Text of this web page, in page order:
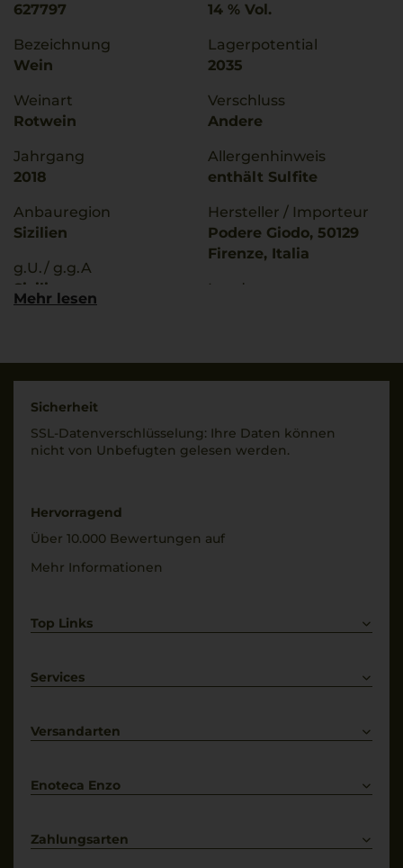
627797
Bezeichnung
Wein
Weinart
Rotwein
Jahrgang
2018
Anbauregion
Sizilien
g.U./ g.g.A
Sicilia
Trinktemperatur
18 °C
14 % Vol.
Lagerpotential
2035
Verschluss
Andere
Allergenhinweis
enthält Sulfite
Hersteller / Importeur
Podere Giodo, 50129
Firenze, Italia
Land
0,75 L
Mehr lesen
Sicherheit
SSL-Daten­verschlüs­selung: Ihre Daten können
nicht von Unbe­fugten gelesen werden.
Hervorragend
Über 10.000 Bewertungen auf
Mehr Informationen
Top Links
Weißwein
Services
Kontakt
Versandarten
Enoteca Enzo
Bewertungs-Richtlinien
Zahlungsarten